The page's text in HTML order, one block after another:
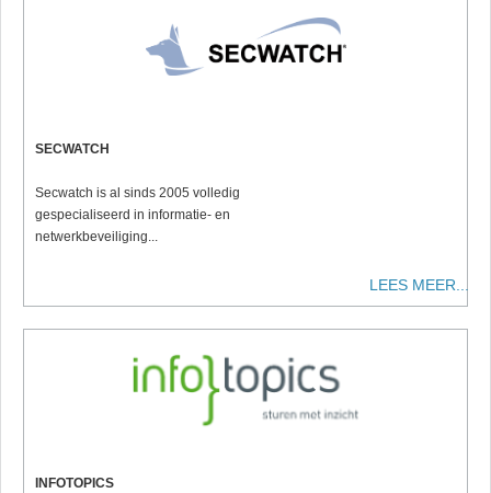
SECWATCH
Secwatch is al sinds 2005 volledig
gespecialiseerd in informatie- en
netwerkbeveiliging...
LEES MEER...
INFOTOPICS